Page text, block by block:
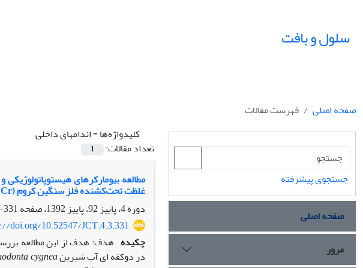
سلول و بافت
صفحه اصلی
فهرست مقالات
کلیدواژه‌ها =اندام‏های داخلی
تعداد مقالات:
1
غلظت‌ تحت‌کشنده فلز سنگین کروم (Cr)
دوره 4، پاییز 92، پاییز 1392، صفحه
331-338
doi.org/10.52547/JCT.4.3.331
چکیده هدف: هدف از این مطالعه
در دوکفه ای آب شیرینcygnea
جستجوی پیشرفته
صفحه اصلی
مرور